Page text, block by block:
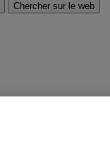
Chercher sur le web